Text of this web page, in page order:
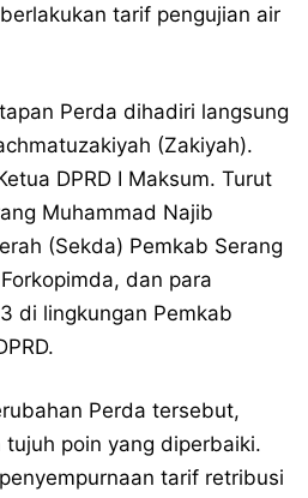
tarif pengujian air
Perda dihadiri langsung
(Zakiyah).
DPRD I Maksum. Turut
Muhammad Najib
(Sekda) Pemkab Serang
dan para
di lingkungan Pemkab
Perda tersebut,
poin yang diperbaiki.
tarif retribusi